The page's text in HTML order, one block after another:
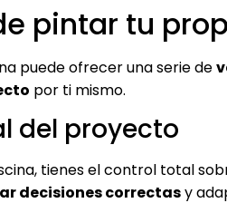
pintar tu
puede ofrecer una serie de
por ti mismo.
del proyecto
tienes el control total
decisiones correctasy